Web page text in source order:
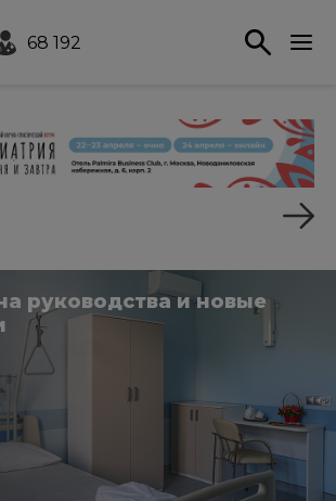
68 192
руководства и новые